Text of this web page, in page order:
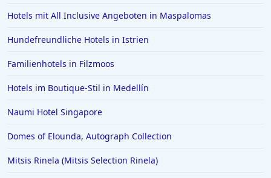
Hotels mit All Inclusive Angeboten in Maspalomas
Hundefreundliche Hotels in Istrien
Familienhotels in Filzmoos
Hotels im Boutique-Stil in Medellín
Naumi Hotel Singapore
Domes of Elounda, Autograph Collection
Mitsis Rinela (Mitsis Selection Rinela)